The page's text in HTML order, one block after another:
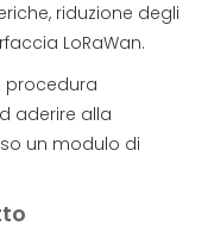
riduzione degli
LoRaWan.
procedura
aderire alla
un modulo di